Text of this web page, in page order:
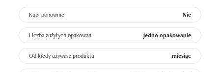
Kupi ponownie Nie
Liczba zużytych opakowań jedno opakowanie
Od kiedy używasz produktu miesiąc